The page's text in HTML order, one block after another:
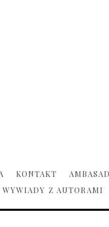
KONTAKT
WYWIADY Z AUTORAMI